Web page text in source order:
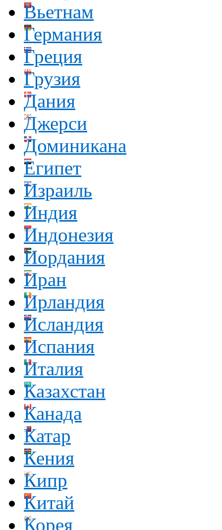
Вьетнам
Германия
Греция
Грузия
Дания
Джерси
Доминикана
Египет
Израиль
Индия
Индонезия
Иордания
Иран
Ирландия
Исландия
Испания
Италия
Казахстан
Канада
Катар
Кения
Кипр
Китай
Корея